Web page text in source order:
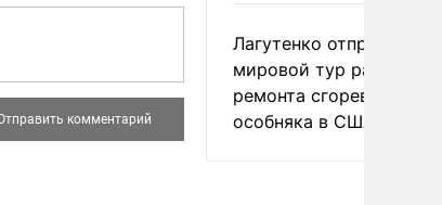
Лагутенко отправился в
мировой тур ради
ремонта сгоревшего
особняка в США